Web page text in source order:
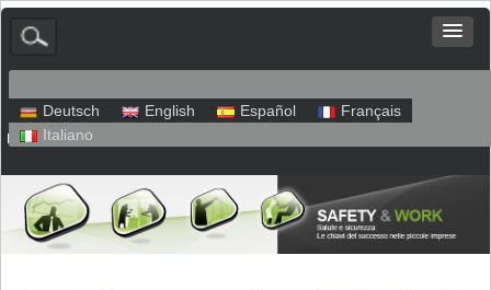
Deutsch English Español
Français
Italiano
Mappa del sito